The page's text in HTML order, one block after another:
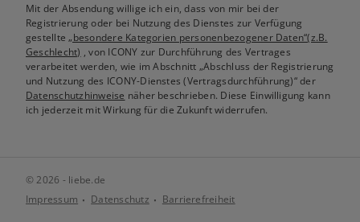
Mit der Absendung willige ich ein, dass von mir bei der
Registrierung oder bei Nutzung des Dienstes zur Verfügung
gestellte„besondere Kategorien personenbezogener Daten“(z.B.
Geschlecht) , von ICONY zur Durchführung des Vertrages
verarbeitet werden, wie im Abschnitt „Abschluss der Registrierung
und Nutzung des ICONY-Dienstes (Vertragsdurchführung)“ der
Datenschutzhinweise näher beschrieben. Diese Einwilligung kann
ich jederzeit mit Wirkung für die Zukunft widerrufen.
© 2026 - liebe.de
Impressum
Datenschutz Barrierefreiheit